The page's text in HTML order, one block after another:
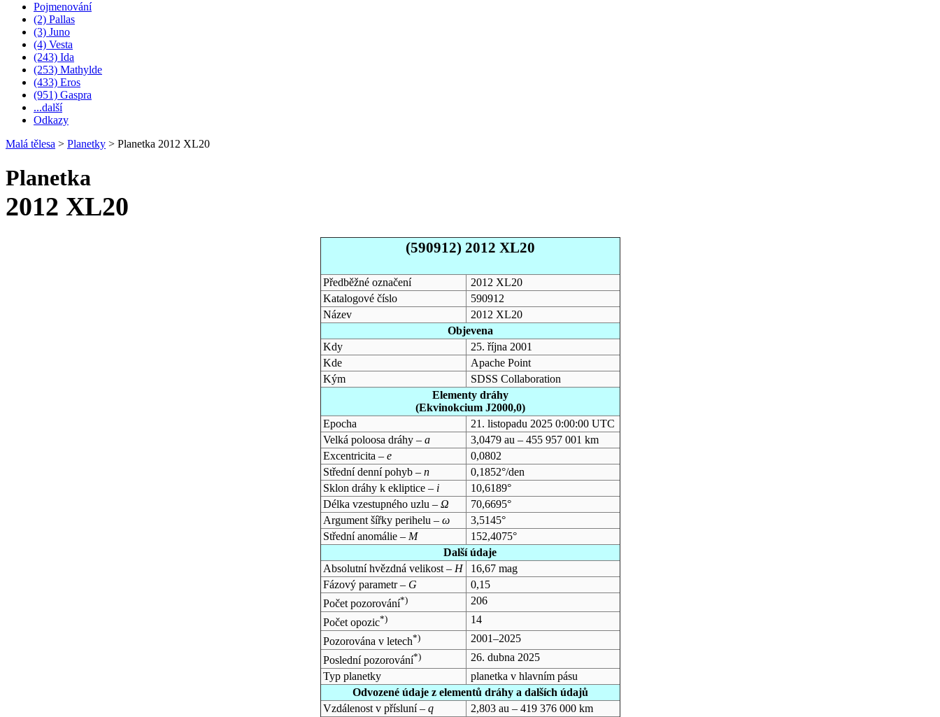
Pojmenování
(2) Pallas
(3) Juno
(4) Vesta
(243) Ida
(253) Mathylde
(433) Eros
(951) Gaspra
...další
Odkazy
Malá tělesa > Planetky > Planetka 2012 XL20
Planetka
2012 XL20
(590912) 2012 XL20
Předběžné označení
2012 XL20
Katalogové číslo
590912
Název
2012 XL20
Objevena
Kdy
25. října 2001
Kde
Apache Point
Kým
SDSS Collaboration
Elementy dráhy
(Ekvinokcium J2000,0)
Epocha
21. listopadu 2025 0:00:00 UTC
Velká poloosa dráhy – a
3,0479 au – 455 957 001 km
Excentricita – e
0,0802
Střední denní pohyb – n
0,1852°/den
Sklon dráhy k ekliptice – i
10,6189°
Délka vzestupného uzlu – Ω
70,6695°
Argument šířky perihelu – ω
3,5145°
Střední anomálie – M
152,4075°
Další údaje
Absolutní hvězdná velikost – H
16,67 mag
Fázový parametr – G
0,15
Počet pozorování*)
206
Počet opozic*)
14
Pozorována v letech*)
2001–2025
Poslední pozorování*)
26. dubna 2025
Typ planetky
planetka v hlavním pásu
Odvozené údaje z elementů dráhy a dalších údajů
Vzdálenost v přísluní – q
2,803 au – 419 376 000 km